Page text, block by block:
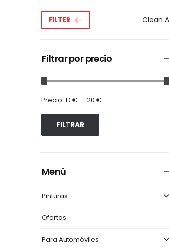
FILTER Clean
Filtrar por precio
FILTRAR
Precio: 10 € — 20 €
Menú
Pinturas
Ofertas
Para Automóviles